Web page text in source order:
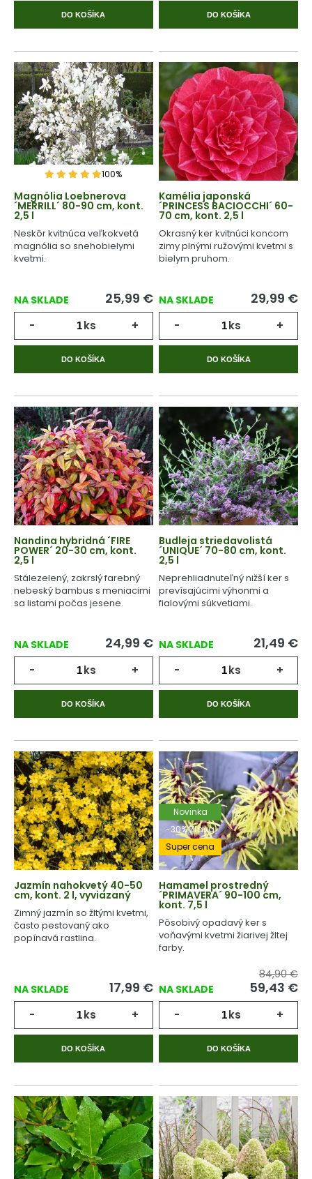
DO KOŠÍKA DO KOŠÍKA
100%
Magnólia Loebnerova
´MERRILL´ 80-90 cm, kont.
2,5 l
Neskôr kvitnúca veľkokvetá
magnólia so snehobielymi
kvetmi.
NA SKLADE 25,99 €
- ks +
DO KOŠÍKA
Kamélia japonská
´PRINCESS BACIOCCHI´ 60-
70 cm, kont. 2,5 l
Okrasný ker kvitnúci koncom
zimy plnými ružovými kvetmi s
bielym pruhom.
NA SKLADE 29,99 €
- ks +
DO KOŠÍKA
Nandina hybridná ´FIRE
POWER´ 20-30 cm, kont.
2,5 l
Stálezelený, zakrslý farebný
nebeský bambus s meniacimi
sa listami počas jesene.
NA SKLADE 24,99 €
- ks +
DO KOŠÍKA
Budleja striedavolistá
´UNIQUE´ 70-80 cm, kont.
2,5 l
Neprehliadnuteľný nižší ker s
prevísajúcimi výhonmi a
fialovými súkvetiami.
NA SKLADE 21,49 €
- ks +
DO KOŠÍKA
Jazmín nahokvetý 40-50
cm, kont. 2 l, vyviazaný
Zimný jazmín so žltými kvetmi,
často pestovaný ako
popínavá rastlina.
NA SKLADE 17,99 €
- ks +
DO KOŠÍKA
Novinka
-30% Zľava
Super cena
Hamamel prostredný
´PRIMAVERA´ 90-100 cm,
kont. 7,5 l
Pôsobivý opadavý ker s
voňavými kvetmi žiarivej žltej
farby.
NA SKLADE
84,90 €
59,43 €
- ks +
DO KOŠÍKA